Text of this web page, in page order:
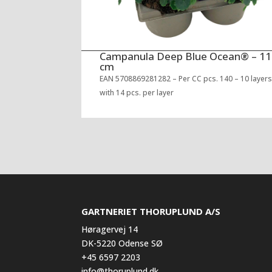
Campanula Deep Blue Ocean® – 11
cm
EAN 5708869281282 – Per CC pcs. 140 – 10 layers
with 14 pcs. per layer
GARTNERIET THORUPLUND A/S
Høragervej 14
DK-5220 Odense SØ
+45 6597 2203